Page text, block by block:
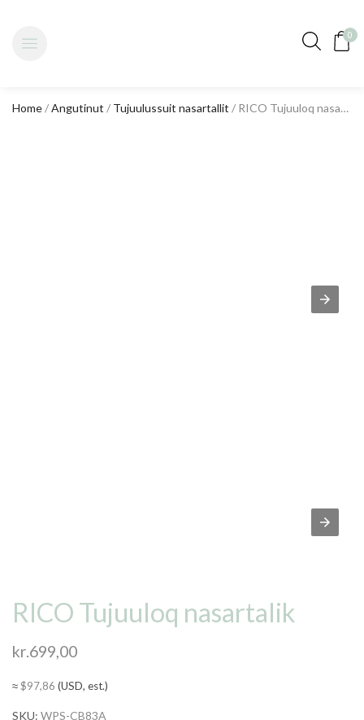
0
Home/Angutinut / Tujuulussuit nasartallit / RICO Tujuuloq nasartalik
RICO Tujuuloq nasartalik
kr.699,00
≈$97,86 (USD, est.)
SKU: WPS-CB83A